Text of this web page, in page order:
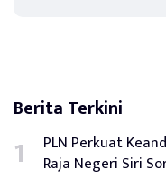
Berita Terkini
PLN Perkuat
Raja Negeri Siri